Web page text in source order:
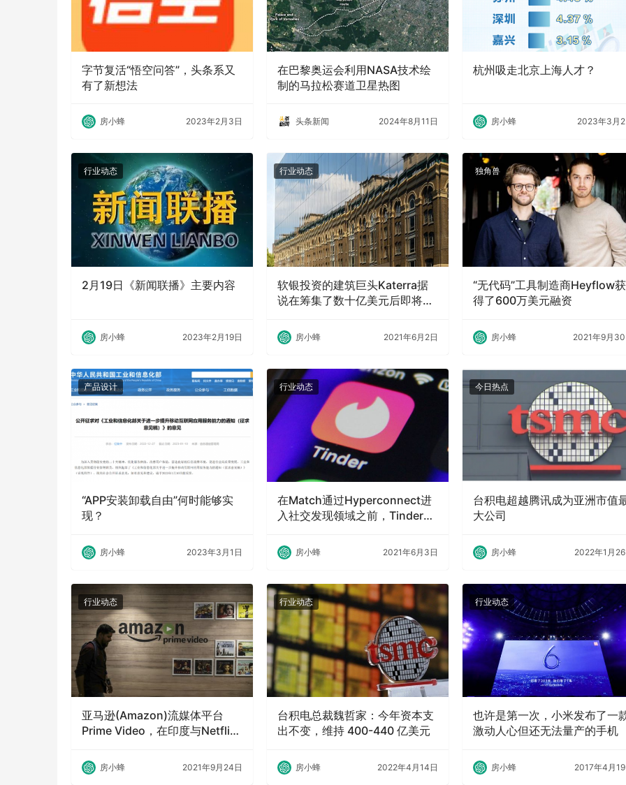
字节复活“悟空问答”，头条系又
有了新想法
房小蜂 2023年2月3日
在巴黎奥运会利用NASA技术绘
制的马拉松赛道卫星热图
头条新闻 2024年8月11日
杭州吸走北京上海人才？
房小蜂 2023年3月
行业动态
2月19日《新闻联播》主要内容
房小蜂 2023年2月19日
行业动态
软银投资的建筑巨头Katerra据
说在筹集了数十亿美元后即将倒
房小蜂 2021年6月2日
独角兽
“无代码”工具制造商Heyflow获
得了600万美元融资
房小蜂 2021年9月
产品设计
“APP安装卸载自由”何时能够实
现？
房小蜂 2023年3月1日
行业动态
在Match通过Hyperconnect进
入社交发现领域之前，Tinder已
房小蜂 2021年6月3日
今日热点
台积电超越腾讯成为亚洲市值
大公司
房小蜂 2022年1月
行业动态
亚马逊(Amazon)流媒体平台
Prime Video，在印度与Netflix
房小蜂 2021年9月24日
行业动态
台积电总裁魏哲家：今年资本支
出不变，维持 400-440 亿美元
房小蜂 2022年4月14日
行业动态
也许是第一次，小米发布了一
激动人心但还无法量产的手机
房小蜂 2017年4月